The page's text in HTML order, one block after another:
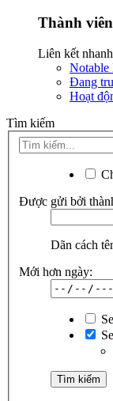
Thành viên
Liên kết nhanh
Notable
Đang
Hoạt
Tìm kiếm
Được gửi bởi
Dãn cách
Mới hơn ngày: